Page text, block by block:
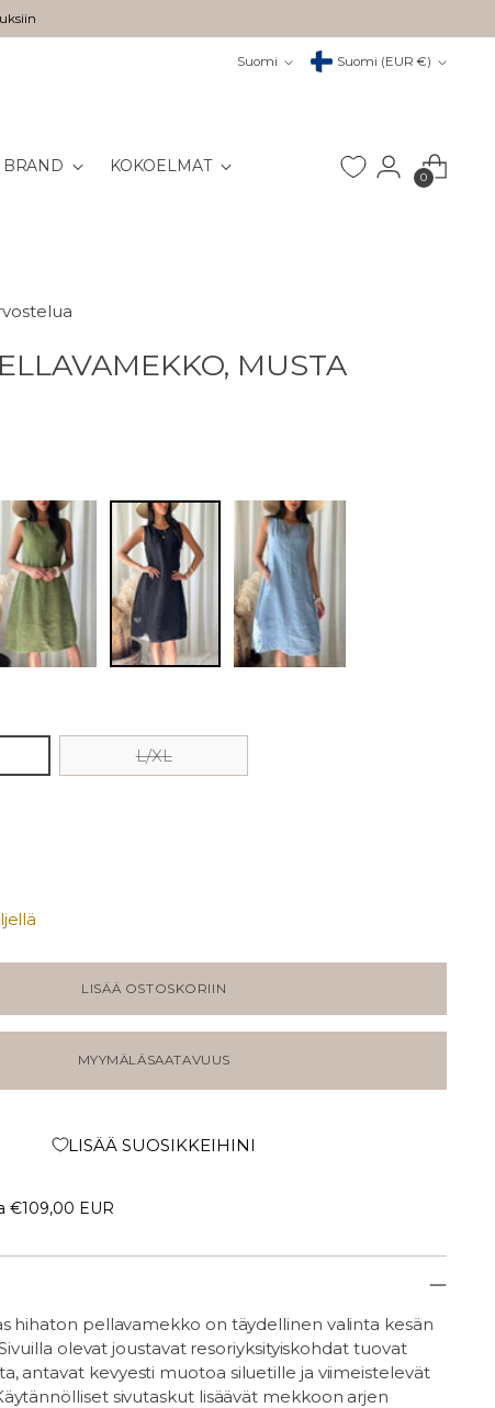
Suomi Valuutta Suomi (EUR €)
KOKOELMAT
0
MUSTA
L/XL
LISÄÄ OSTOSKORIIN
MYYMÄLÄSAATAVUUS
LISÄÄ SUOSIKKEIHINI
€109,00 EUR
hihaton pellavamekko on täydellinen valinta kesän
olevat joustavat resoriyksityiskohdat tuovat
antavat kevyesti muotoa siluetille ja viimeistelevät
sivutaskut lisäävät mekkoon arjen